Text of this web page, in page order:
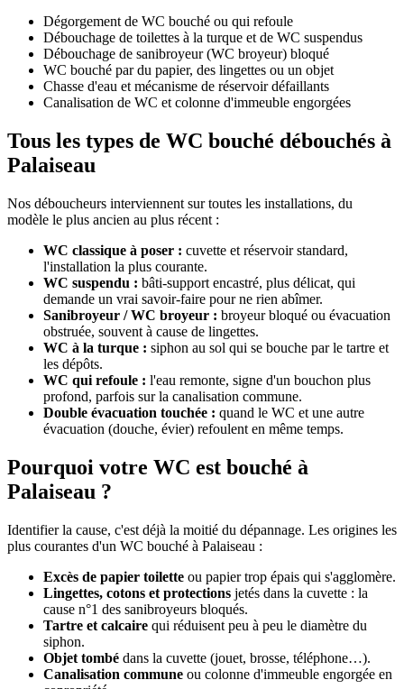
Dégorgement de WC bouché ou qui refoule
Débouchage de toilettes à la turque et de WC suspendus
Débouchage de sanibroyeur (WC broyeur) bloqué
WC bouché par du papier, des lingettes ou un objet
Chasse d'eau et mécanisme de réservoir défaillants
Canalisation de WC et colonne d'immeuble engorgées
Tous les types de WC bouché débouchés à
Palaiseau
Nos déboucheurs interviennent sur toutes les installations, du
modèle le plus ancien au plus récent :
WC classique à poser : cuvette et réservoir standard,
l'installation la plus courante.
WC suspendu : bâti-support encastré, plus délicat, qui
demande un vrai savoir-faire pour ne rien abîmer.
Sanibroyeur / WC broyeur : broyeur bloqué ou évacuation
obstruée, souvent à cause de lingettes.
WC à la turque : siphon au sol qui se bouche par le tartre et
les dépôts.
WC qui refoule : l'eau remonte, signe d'un bouchon plus
profond, parfois sur la canalisation commune.
Double évacuation touchée : quand le WC et une autre
évacuation (douche, évier) refoulent en même temps.
Pourquoi votre WC est bouché à
Palaiseau ?
Identifier la cause, c'est déjà la moitié du dépannage. Les origines les
plus courantes d'un WC bouché à Palaiseau :
Excès de papier toilette ou papier trop épais qui s'agglomère.
Lingettes, cotons et protections jetés dans la cuvette : la
cause n°1 des sanibroyeurs bloqués.
Tartre et calcaire qui réduisent peu à peu le diamètre du
siphon.
Objet tombé dans la cuvette (jouet, brosse, téléphone…).
Canalisation commune ou colonne d'immeuble engorgée en